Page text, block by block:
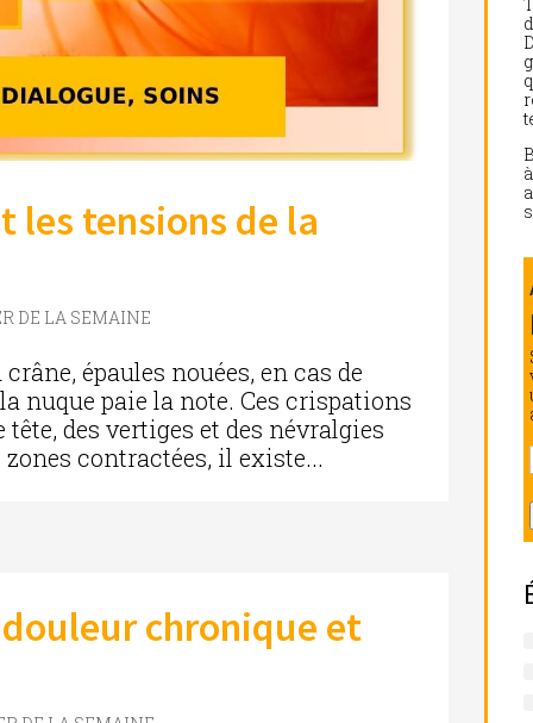
les tensions de la
DE LA SEMAINE
épaules nouées, en cas de
nuque paie la note. Ces crispations
des vertiges et des névralgies
contractées, il existe...
chronique et